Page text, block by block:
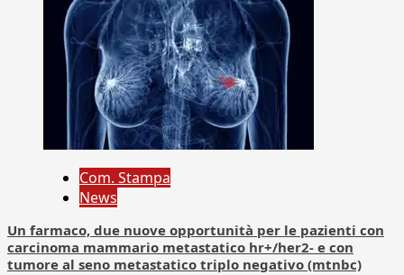
Com. Stampa
News
Un farmaco, due nuove opportunità per le pazienti con
carcinoma mammario metastatico hr+/her2- e con
tumore al seno metastatico triplo negativo (mtnbc)